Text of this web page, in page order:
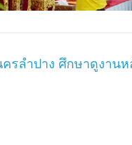
ครลำปาง ศึกษาดูงา